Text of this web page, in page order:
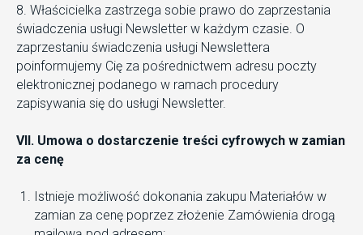
8. Właścicielka zastrzega sobie prawo do zaprzestania
świadczenia usługi Newsletter w każdym czasie. O
zaprzestaniu świadczenia usługi Newslettera
poinformujemy Cię za pośrednictwem adresu poczty
elektronicznej podanego w ramach procedury
zapisywania się do usługi Newsletter.
VII. Umowa o dostarczenie treści cyfrowych w zamian
za cenę
Istnieje możliwość dokonania zakupu Materiałów w
zamian za cenę poprzez złożenie Zamówienia drogą